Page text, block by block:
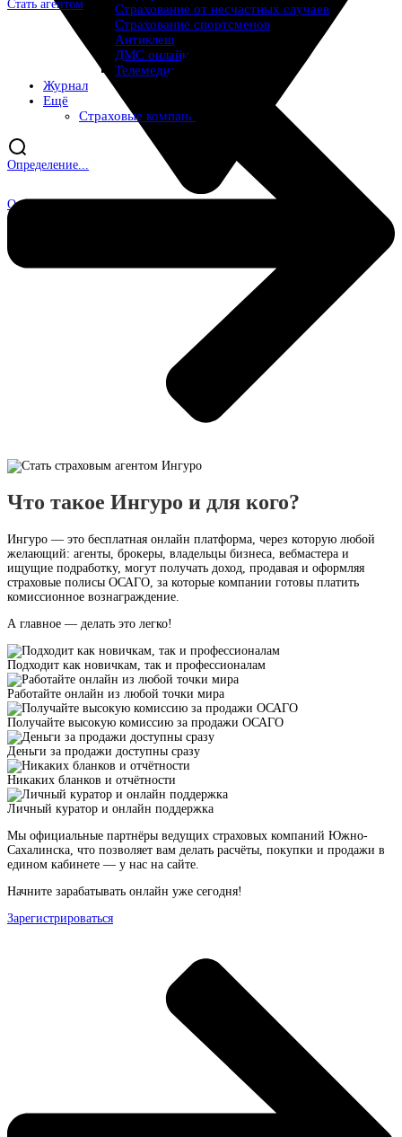
Определение...
Определение...
Страхование от несчастных случаев
Страхование спортсменов
Антиклещ
ДМС онлайн
Телемедицина
Журнал
Ещё
Страховые компании
Стать агентом
Что такое Ингуро и для кого?
Ингуро — это бесплатная онлайн платформа, через которую любой
желающий: агенты, брокеры, владельцы бизнеса, вебмастера и
ищущие подработку, могут получать доход, продавая и оформляя
страховые полисы ОСАГО, за которые компании готовы платить
комиссионное вознаграждение.
А главное — делать это легко!
Подходит как новичкам, так и профессионалам
Работайте онлайн из любой точки мира
Получайте высокую комиссию за продажи ОСАГО
Деньги за продажи доступны сразу
Никаких бланков и отчётности
Личный куратор и онлайн поддержка
Мы официальные партнёры ведущих страховых компаний Южно-
Сахалинска, что позволяет вам делать расчёты, покупки и продажи в
едином кабинете — у нас на сайте.
Начните зарабатывать онлайн уже сегодня!
Зарегистрироваться